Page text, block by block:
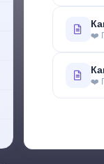
❤️
❤️